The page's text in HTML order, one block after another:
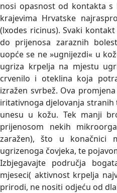
nosi opasnost od kontakta
krajevima Hrvatske
(lxodes ricinus). Svaki
do prijenosa zaraznih
uopće se ne »ugnijezdi« u
ugriza krpelja na mjestu
crvenilo i oteklina koja
izražen svrbež. Ova
iritativnoga djelovanja
unesu u kožu. Tek manji
prijenosom nekih
zaražen), što u konačnici
ugrizenoga čovjeka, te
Izbjegavajte područja
mjeseci( aktivnost krpelja
prirodi, ne nositi odjeću od